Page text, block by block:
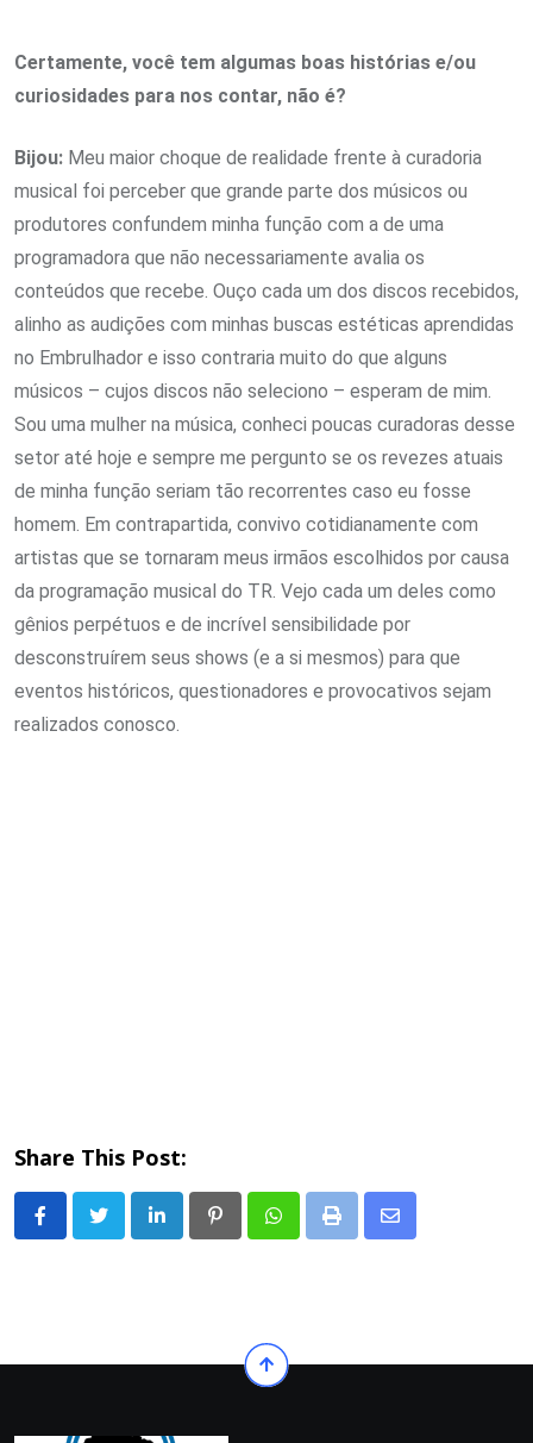
Certamente, você tem algumas boas histórias e/ou
curiosidades para nos contar, não é?
Bijou: Meu maior choque de realidade frente à curadoria
musical foi perceber que grande parte dos músicos ou
produtores confundem minha função com a de uma
programadora que não necessariamente avalia os
conteúdos que recebe. Ouço cada um dos discos recebidos,
alinho as audições com minhas buscas estéticas aprendidas
no Embrulhador e isso contraria muito do que alguns
músicos – cujos discos não seleciono – esperam de mim.
Sou uma mulher na música, conheci poucas curadoras desse
setor até hoje e sempre me pergunto se os revezes atuais
de minha função seriam tão recorrentes caso eu fosse
homem. Em contrapartida, convivo cotidianamente com
artistas que se tornaram meus irmãos escolhidos por causa
da programação musical do TR. Vejo cada um deles como
gênios perpétuos e de incrível sensibilidade por
desconstruírem seus shows (e a si mesmos) para que
eventos históricos, questionadores e provocativos sejam
realizados conosco.
Share This Post:
LinkedInPinterestWhatsappPrint
Share